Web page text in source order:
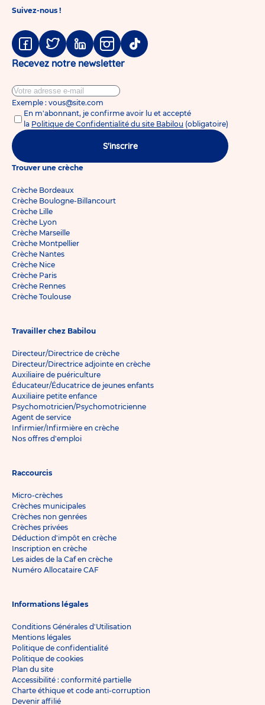
Suivez-nous !
Facebook
TwitterLinkedinInstagram
Tiktok
Recevez notre newsletter
Exemple : vous@site.com
En m'abonnant, je confirme avoir lu et accepté
la Politique de Confidentialité du site Babilou (obligatoire)
S'inscrire
Trouver une crèche
Crèche Bordeaux
Crèche Boulogne-Billancourt
Crèche Lille
Crèche Lyon
Crèche Marseille
Crèche Montpellier
Crèche Nantes
Crèche Nice
Crèche Paris
Crèche Rennes
Crèche Toulouse
Travailler chez Babilou
Directeur/Directrice de crèche
Directeur/Directrice adjointe en crèche
Auxiliaire de puériculture
Éducateur/Éducatrice de jeunes enfants
Auxiliaire petite enfance
Psychomotricien/Psychomotricienne
Agent de service
Infirmier/Infirmière en crèche
Nos offres d'emploi
Raccourcis
Micro-crèches
Crèches municipales
Crèches non genrées
Crèches privées
Déduction d'impôt en crèche
Inscription en crèche
Les aides de la Caf en crèche
Numéro Allocataire CAF
Informations légales
Conditions Générales d'Utilisation
Mentions légales
Politique de confidentialité
Politique de cookies
Plan du site
Accessibilité : conformité partielle
Charte éthique et code anti-corruption
Devenir affilié